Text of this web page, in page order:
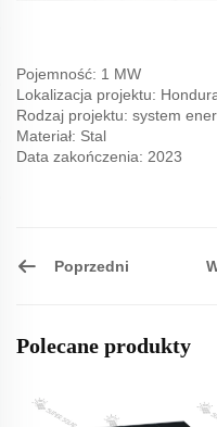
Pojemność: 1 MW
Lokalizacja projektu:
Rodzaj projektu: system
Materiał: Stal
Data zakończenia: 2023
Poprzedni
Polecane produkty